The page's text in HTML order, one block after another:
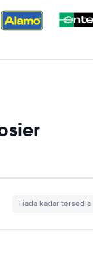
Tiada kadar tersedia